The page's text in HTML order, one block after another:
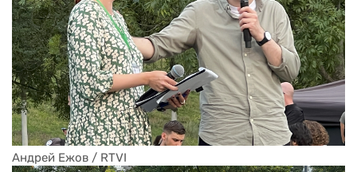
Андрей Ежов / RTVI